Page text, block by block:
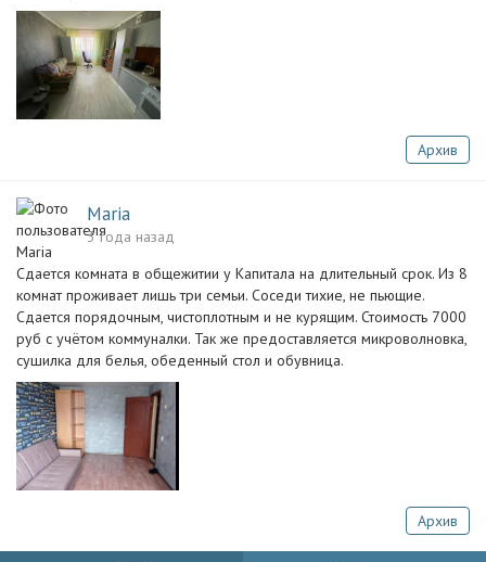
Архив
Maria
3 года назад
Сдается комната в общежитии у Капитала на длительный срок. Из 8
комнат проживает лишь три семьи. Соседи тихие, не пьющие.
Сдается порядочным, чистоплотным и не курящим. Стоимость 7000
руб с учётом коммуналки. Так же предоставляется микроволновка,
сушилка для белья, обеденный стол и обувница.
Архив